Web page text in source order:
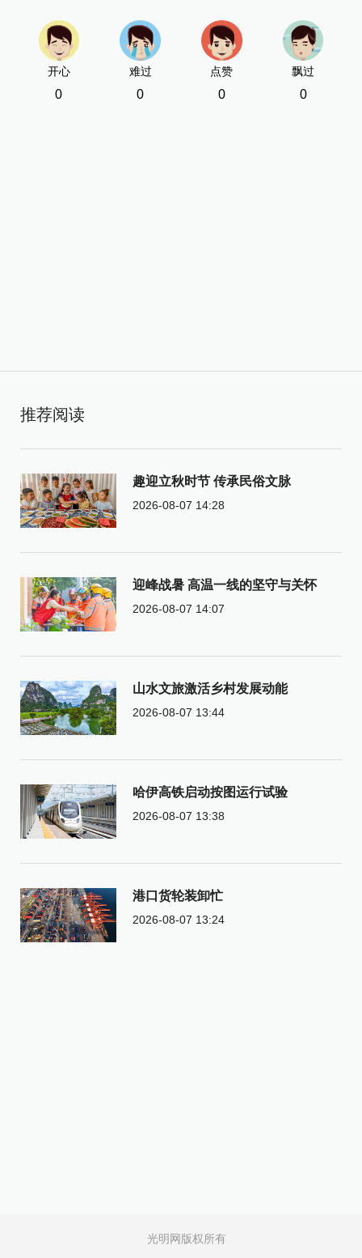
开心
0
难过
0
点赞
0
飘过
0
推荐阅读
趣迎立秋时节 传承民俗文脉
2026-08-07 14:28
迎峰战暑 高温一线的坚守与关怀
2026-08-07 14:07
山水文旅激活乡村发展动能
2026-08-07 13:44
哈伊高铁启动按图运行试验
2026-08-07 13:38
港口货轮装卸忙
2026-08-07 13:24
光明网版权所有